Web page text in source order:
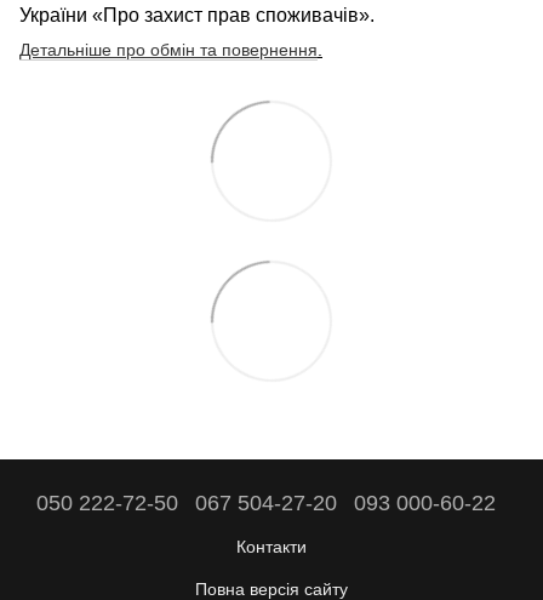
України «Про захист прав споживачів».
Детальніше про обмін та повернення
050 222-72-50 067 504-27-20 093 000-60-22
Контакти
Повна версія сайту